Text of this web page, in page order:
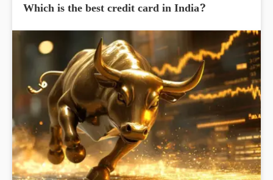
Which is the best credit card in India?